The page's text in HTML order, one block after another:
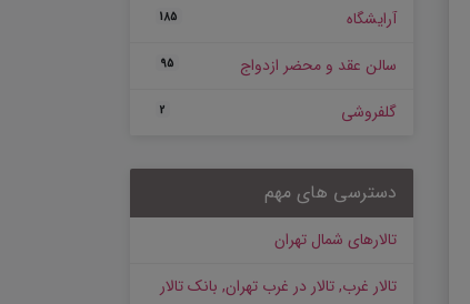
آرایشگاه 185
سالن عقد و محضر ازدواج 95
گلفروشی 2
دسترسی های مهم
تالارهای شمال تهران
تالار غرب, تالار در غرب تهران, بانک تالار